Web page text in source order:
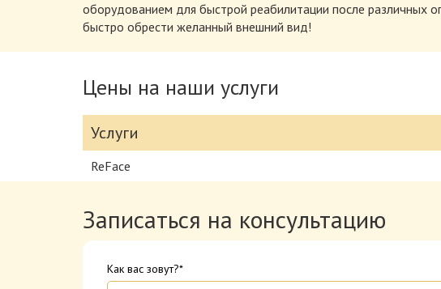
оборудованием для быстрой реабилитации после различных
быстро обрести желанный внешний вид!
Цены на наши услуги
Услуги
ReFace
Записаться на консультацию
Как вас зовут?*